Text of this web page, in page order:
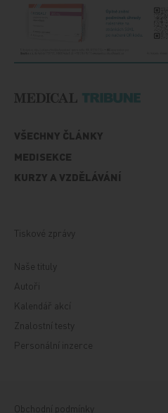
VŠECHNY ČLÁNKY
MEDISEKCE
KURZY A VZDĚLÁVÁNÍ
Tiskové zprávy
Naše tituly
Autoři
Kalendář akcí
Znalostní testy
Personální inzerce
Obchodní podmínky